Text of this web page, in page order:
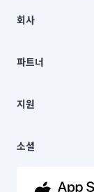
00019 |
주소 | 본사: 서울특
컨택센터 : 서울특
상품, 상품정보, 거
언론 보도 관련 문의:
© 유한회사 미소.
회사
채용
파트너
이사
지원
이용약관
문의하기
소셜
유튜브